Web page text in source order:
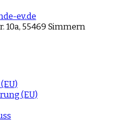
ev.de
10a, 55469 Simmern
(EU)